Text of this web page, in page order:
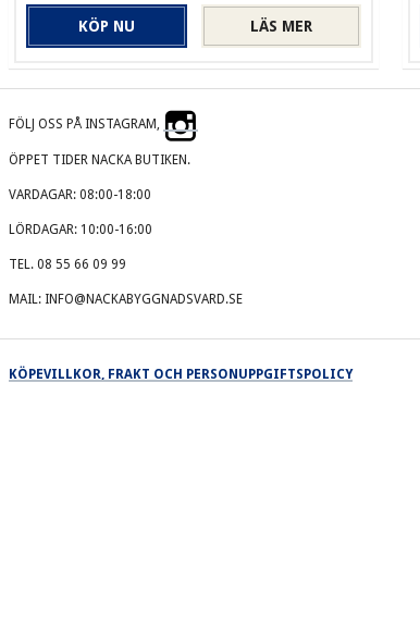
LÄS MER
KÖP NU
FÖLJ OSS PÅ INSTAGRAM,
ÖPPET TIDER NACKA BUTIKEN.
VARDAGAR: 08:00-18:00
LÖRDAGAR: 10:00-16:00
TEL. 08 55 66 09 99
MAIL: INFO@NACKABYGGNADSVARD.SE
KÖPEVILLKOR, FRAKT OCH PERSONUPPGIFTSPOLICY